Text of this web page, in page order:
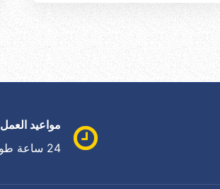
مواعيد العمل
24 ساعة طوال أيام الأسبوع